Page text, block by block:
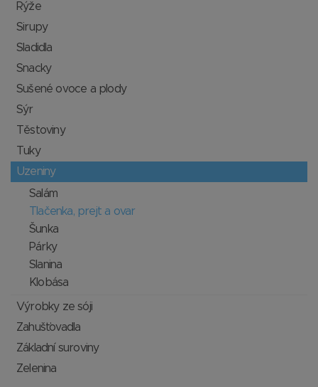
Rýže
Sirupy
Sladidla
Snacky
Sušené ovoce a plody
Sýr
Těstoviny
Tuky
Uzeniny
Salám
Tlačenka, prejt a ovar
Šunka
Párky
Slanina
Klobása
Výrobky ze sóji
Zahušťovadla
Základní suroviny
Zelenina